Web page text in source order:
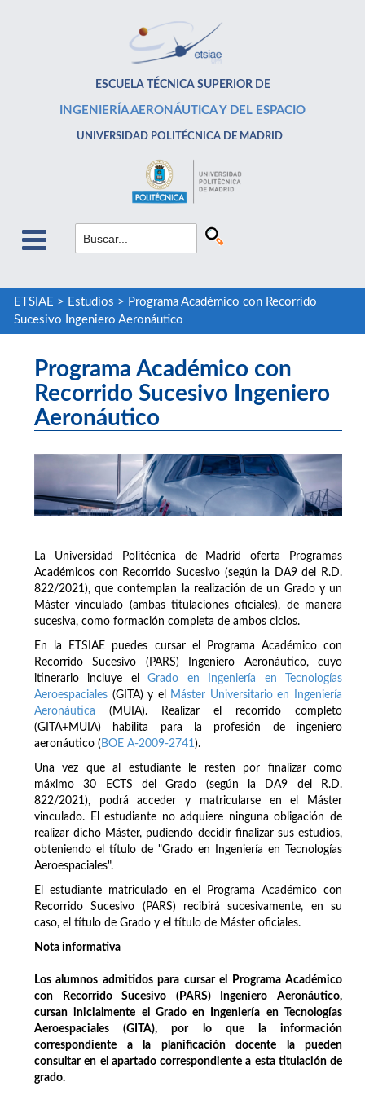
ESCUELA TÉCNICA SUPERIOR DE
INGENIERÍA AERONÁUTICA Y DEL ESPACIO
UNIVERSIDAD POLITÉCNICA DE MADRID
ETSIAE > Estudios > Programa Académico con Recorrido
Sucesivo Ingeniero Aeronáutico
Programa Académico con
Recorrido Sucesivo Ingeniero
Aeronáutico
La Universidad Politécnica de Madrid oferta Programas
Académicos con Recorrido Sucesivo (según la DA9 del R.D.
822/2021), que contemplan la realización de un Grado y un
Máster vinculado (ambas titulaciones oficiales), de manera
sucesiva, como formación completa de ambos ciclos.
En la ETSIAE puedes cursar el Programa Académico con
Recorrido Sucesivo (PARS) Ingeniero Aeronáutico, cuyo
itinerario incluye elGrado en Ingeniería en Tecnologías
Aeroespaciales (GITA) y el
Máster Universitario en Ingeniería
Aeronáutica (MUIA). Realizar el recorrido completo
(GITA+MUIA) habilita para la profesión de ingeniero
aeronáutico ( BOE A-2009-2741).
Una vez que al estudiante le resten por finalizar como
máximo 30 ECTS del Grado (según la DA9 del R.D.
822/2021), podrá acceder y matricularse en el Máster
vinculado. El estudiante no adquiere ninguna obligación de
realizar dicho Máster, pudiendo decidir finalizar sus estudios,
obteniendo el título de "Grado en Ingeniería en Tecnologías
Aeroespaciales".
El estudiante matriculado en el Programa Académico con
Recorrido Sucesivo (PARS) recibirá sucesivamente, en su
caso, el título de Grado y el título de Máster oficiales.
Nota informativa
Los alumnos admitidos para cursar el Programa Académico
con Recorrido Sucesivo (PARS) Ingeniero Aeronáutico,
cursan inicialmente el Grado en Ingeniería en Tecnologías
Aeroespaciales (GITA), por lo que la información
correspondiente a la planificación docente la pueden
consultar en el apartado correspondiente a esta titulación de
grado.